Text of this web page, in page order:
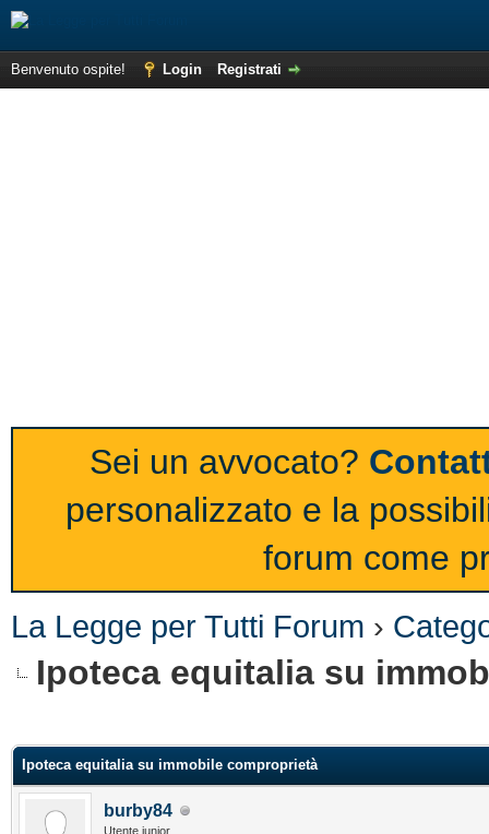
Benvenuto ospite! Login Registrati
Sei un avvocato?
personalizzato e la
forum come
La Legge per Tutti Forum ›
Ipoteca equitalia su
Ipoteca equitalia su immobile comproprietà
burby84
Utente junior